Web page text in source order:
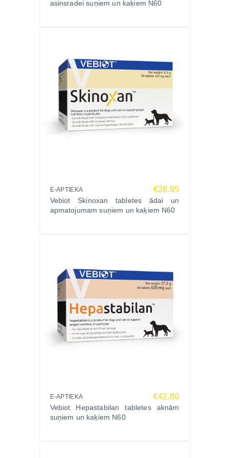
kvercetīna avots), Vitis vinifera (īstais vīnkoks –
trans-resveratrola avots), DL-α-tokoferilacetāts (E
vitamīns), nātrija selenāts, silīcija dioksīds, magnija
stearāts (pretsalipes viela).
Analītiskās sastāvdaļas (1 tablete):
kopproteīni >2,04 mg
nātrijs 0,08 mg
fosfors 0 mg
Sophora japonica 102 mg (t.sk. kvercetīns 100 mg)
E vitamīns 5,36 mg
Selēns 0,04 mg
Lietošana un devas:
Deva atkarīga no dzīvnieka svara. Ja veterinārārsts
nav ieteicis citādi:
16–20 kg – 2 tabletes
21–25 kg – 2½ tabletes
virs 25 kg – 3 tabletes
asinsradei suņiem un kaķiem N60
E-APTIEKA €28.95
Vebiot Skinoxan tabletes ādai un
apmatojumam suņiem un kaķiem N60
E-APTIEKA €42.80
Vebiot Hepastabilan tabletes aknām
suņiem un kaķiem N60